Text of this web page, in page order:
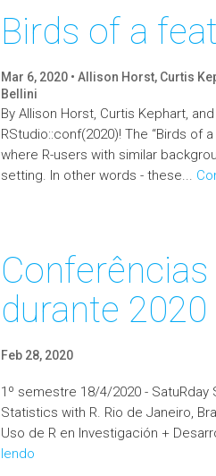
Birds of a
Mar 6, 2020 • Allison Horst, Curtis
Bellini
By Allison Horst, Curtis Kephart,
RStudio::conf(2020)! The “Birds of
where R-users with similar
setting. In other words - these...
durante 2020
Feb 28, 2020
1º semestre 18/4/2020 - SatuRday
Statistics with R. Rio de Janeiro,
Uso de R en Investigación +
lendo